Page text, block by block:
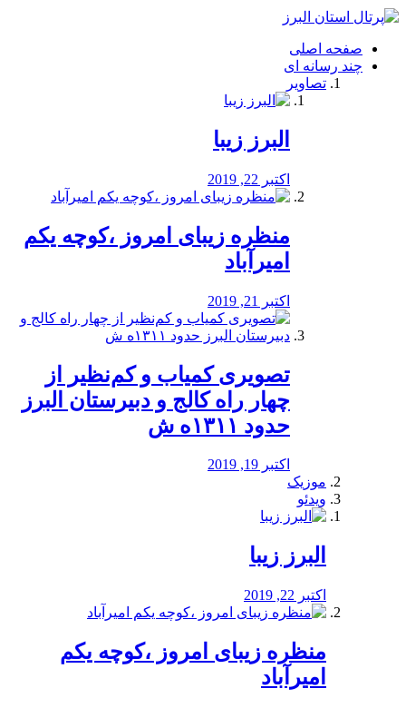
فصد
شرق
تهران
خشکشویی
صفحه اصلی
چند رسانه ای
تصاویر
البرز زیبا
اکتبر 22, 2019
منظره‌‌ زیبای امروز ،کوچه یکم
امیرآباد
اکتبر 21, 2019
️تصویری کمیاب و کم‌نظیر از
چهار راه كالج و دبيرستان البرز
حدود ۱۳۱۱ه ش
اکتبر 19, 2019
موزیک
ویدئو
البرز زیبا
اکتبر 22, 2019
منظره‌‌ زیبای امروز ،کوچه یکم
امیرآباد